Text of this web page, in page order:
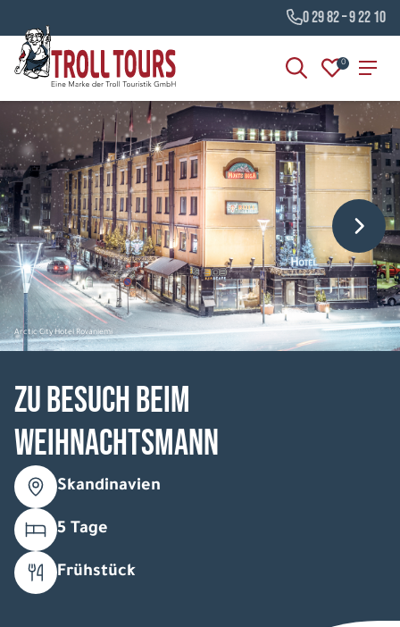
0 29 82 – 9 22 10
0
Arctic City Hotel Rovaniemi
Zu Besuch beim
Weihnachtsmann
Skandinavien
5 Tage
Frühstück